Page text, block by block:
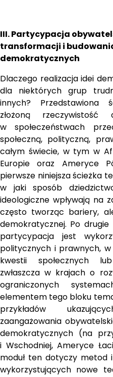
III. Partycypacja
transformacji i
demokratycznych
Dlaczego realizacja idei
dla niektórych grup
innych? Przedstawiona
złożoną rzeczywistość
w społeczeństwach
społeczną, polityczną,
całym świecie, w tym w
Europie oraz Ameryce
pierwsze niniejsza ścieżka
w jaki sposób
ideologiczne wpływają na
często tworząc bariery,
demokratycznej. Po
partycypacja jest
politycznych i prawnych,
kwestii społecznych
zwłaszcza w krajach o
ograniczonych
elementem tego bloku
przykładów
zaangażowania
demokratycznych (na
i Wschodniej, Ameryce
moduł ten dotyczy metod
wykorzystujących nowe